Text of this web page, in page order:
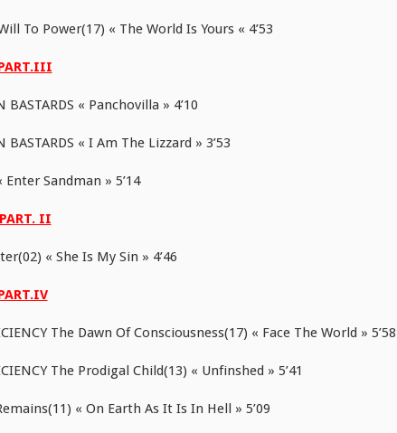
To Power(17) « The World Is Yours « 4’53
BASTARDS « Panchovilla » 4’10
BASTARDS « I Am The Lizzard » 3’53
Enter Sandman » 5’14
II
« She Is My Sin » 4’46
The Dawn Of Consciousness(17) « Face The World » 5’58
The Prodigal Child(13) « Unfinshed » 5’41
« On Earth As It Is In Hell » 5’09